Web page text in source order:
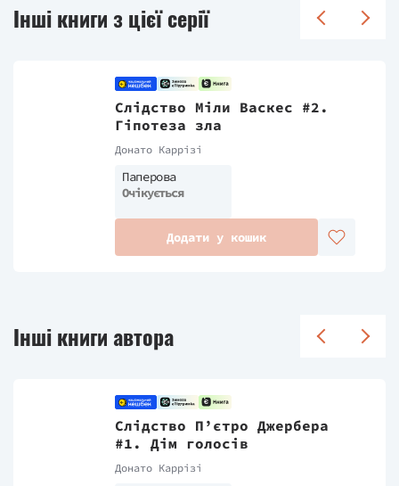
Інші книги з цієї серії
Слідство Міли Васкес #2.
Гіпотеза зла
Донато Каррізі
Паперова
Очікується
Додати у кошик
Інші книги автора
Слідство П’єтро Джербера
#1. Дім голосів
Донато Каррізі